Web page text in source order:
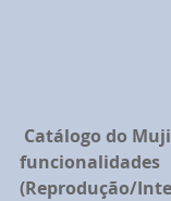
Catálogo do
funcionalidades
(Reprodução/